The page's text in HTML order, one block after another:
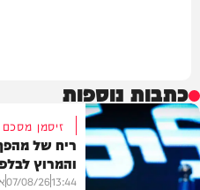
כתבות נוספות
זיסמן
ריח של
והמרוץ
13:44
07/08/26